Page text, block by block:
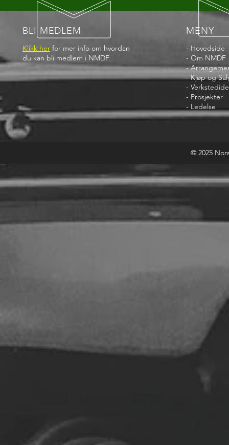
BLI MEDLEM
Klikk her for mer info om hvordan
du kan bli medlem i NMDF.
MENY
- Hovedside
- Om NMDF
-
- Kjøp og
-
- Prosjekter
- Ledelse
© 2025